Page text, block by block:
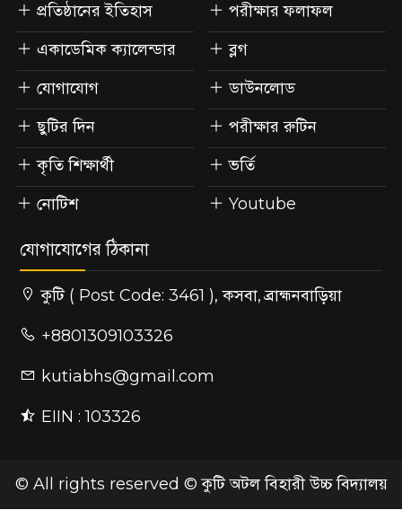
প্রতিষ্ঠানের ইতিহাস
একাডেমিক ক্যালেন্ডার
যোগাযোগ
ছুটির দিন
কৃতি শিক্ষার্থী
নোটিশ
পরীক্ষার ফলাফল
ব্লগ
ডাউনলোড
পরীক্ষার রুটিন
ভর্তি
Youtube
যোগাযোগের ঠিকানা
কুটি ( Post Code: 3461 ), কসবা, ব্রাহ্মনবাড়িয়া
+8801309103326
kutiabhs@gmail.com
EIIN : 103326
© All rights reserved © কুটি অটল বিহারী উচ্চ বিদ্যালয়